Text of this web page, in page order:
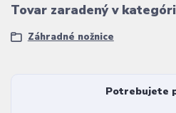
Tovar zaradený v
Záhradné nožnice
Potrebujete